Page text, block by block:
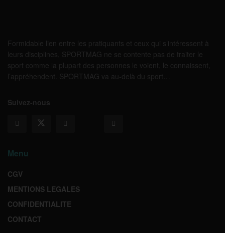
Formidable lien entre les pratiquants et ceux qui s’intéressent à
leurs disciplines, SPORTMAG ne se contente pas de traiter le
sport comme la plupart des personnes le voient, le connaissent,
l’appréhendent. SPORTMAG va au-delà du sport…
Suivez-nous
Menu
CGV
MENTIONS LEGALES
CONFIDENTIALITE
CONTACT